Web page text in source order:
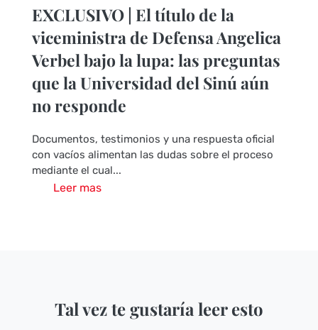
EXCLUSIVO | El título de la
viceministra de Defensa Angelica
Verbel bajo la lupa: las preguntas
que la Universidad del Sinú aún
no responde
Documentos, testimonios y una respuesta oficial
con vacíos alimentan las dudas sobre el proceso
mediante el cual...
Leer mas
Tal vez te gustaría leer esto